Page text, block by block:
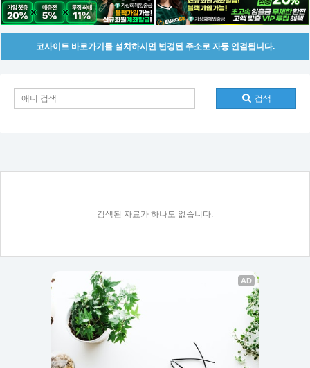
코사이트 바로가기를 설치하시면 변경된 주소로 자동 연결됩니다.
검색
검색된 자료가 하나도 없습니다.